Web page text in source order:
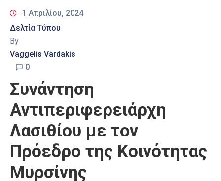
1 Απριλίου, 2024
Δελτία Τύπου
By
Vaggelis Vardakis
0
Συνάντηση
Αντιπεριφερειάρχη
Λασιθίου με τον
Πρόεδρο της Κοινότητας
Μυρσίνης